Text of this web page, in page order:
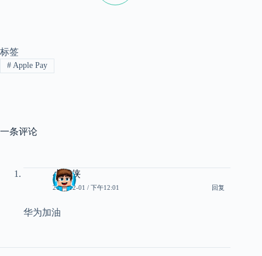
标签
#Apple Pay
一条评论
小芳侠
2022-12-01 / 下午12:01 回复
华为加油